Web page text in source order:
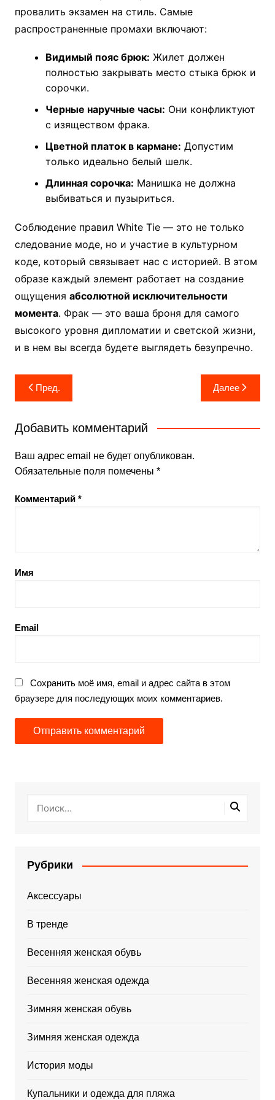
провалить экзамен на стиль. Самые
распространенные промахи включают:
Видимый пояс брюк: Жилет должен
полностью закрывать место стыка брюк и
сорочки.
Черные наручные часы: Они конфликтуют
с изяществом фрака.
Цветной платок в кармане: Допустим
только идеально белый шелк.
Длинная сорочка: Манишка не должна
выбиваться и пузыриться.
Соблюдение правил White Tie — это не только
следование моде, но и участие в культурном
коде, который связывает нас с историей. В этом
образе каждый элемент работает на создание
ощущения абсолютной исключительности
момента. Фрак — это ваша броня для самого
высокого уровня дипломатии и светской жизни,
и в нем вы всегда будете выглядеть безупречно.
Навигация
по
записям
Пред. Далее
Добавить комментарий
Ваш адрес email не будет опубликован.
Обязательные поля помечены *
Комментарий *
Имя
Email
Сохранить моё имя, email и адрес сайта в этом
браузере для последующих моих комментариев.
Рубрики
Аксессуары
В тренде
Весенняя женская обувь
Весенняя женская одежда
Зимняя женская обувь
Зимняя женская одежда
История моды
Купальники и одежда для пляжа